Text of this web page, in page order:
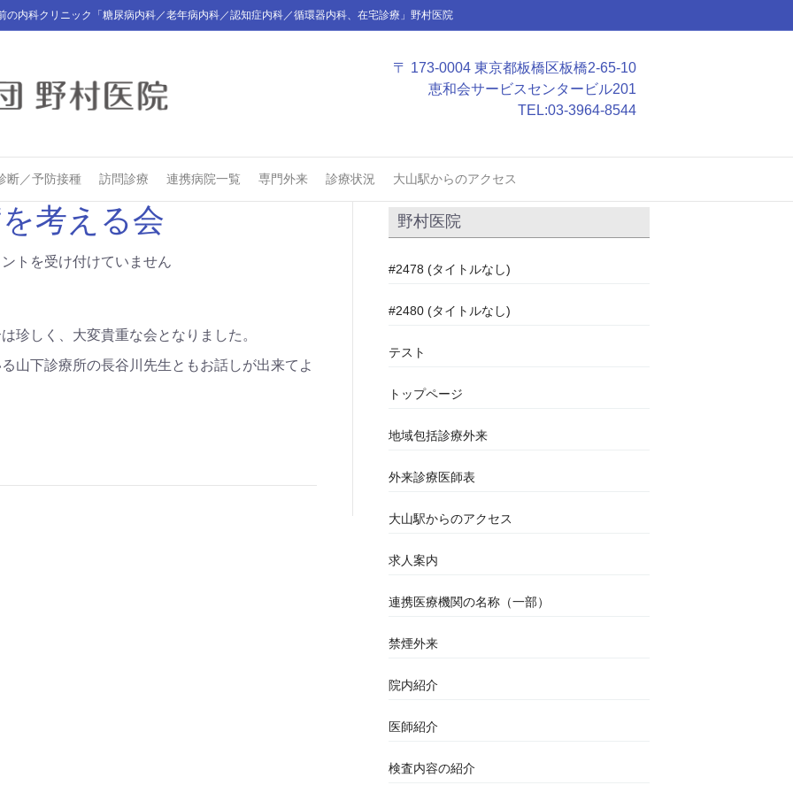
の内科クリニック「糖尿病内科／老年病内科／認知症内科／循環器内科、在宅診療」野村医院
〒 173-0004 東京都板橋区板橋2-65-10
恵和会サービスセンタービル201
TEL:03-3964-8544
断／予防接種 訪問診療 連携病院一覧 専門外来 診療状況 大山駅からのアクセス
考える会
トを受け付けていません
珍しく、大変貴重な会となりました。
山下診療所の長谷川先生ともお話しが出来てよ
野村医院
#2478 (タイトルなし)
#2480 (タイトルなし)
テスト
トップページ
地域包括診療外来
外来診療医師表
大山駅からのアクセス
求人案内
連携医療機関の名称（一部）
禁煙外来
院内紹介
医師紹介
検査内容の紹介